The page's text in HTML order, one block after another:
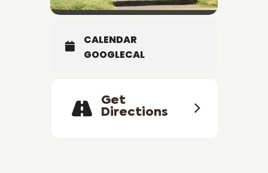
modificación sin previo aviso///
CALENDAR
GOOGLECAL
Get
Directions